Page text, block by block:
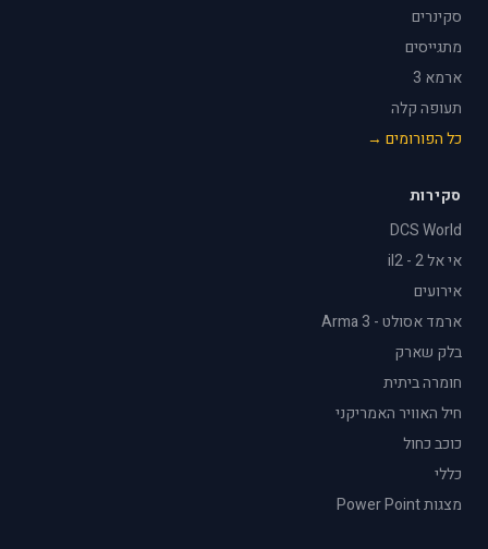
סקינרים
מתגייסים
ארמא 3
תעופה קלה
כל הפורומים →
סקירות
DCS World
אי אל 2 - il2
אירועים
ארמד אסולט - Arma 3
בלק שארק
חומרה ביתית
חיל האוויר האמריקני
כוכב כחול
כללי
מצגות Power Point